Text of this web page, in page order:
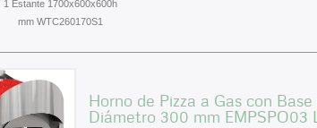
1 Estante 1700x600x600h
mm WTC260170S1
Horno de Pizza a Gas con
Diámetro 300 mm EMPSPO03